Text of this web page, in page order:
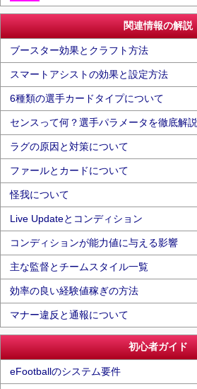
関連情報の解説
ブースター効果とクラフト方法
スマートアシストの効果と設定方法
6種類の選手カードタイプについて
センスって何？選手パラメータを徹底解説
ラグの原因と対策について
ファールとカードについて
怪我について
Live Updateとコンディション
コンディションが能力値に与える影響
主な監督とチームスタイル一覧
効率の良い経験値稼ぎの方法
マナー違反と通報について
初心者ガイド
eFootballのシステム要件